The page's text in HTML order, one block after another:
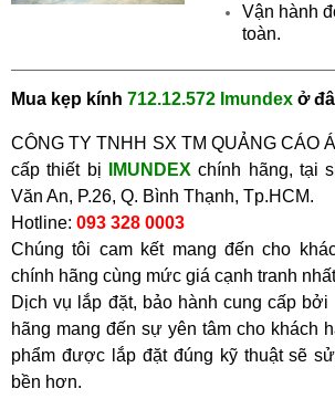
Vận hành
toàn.
Mua kẹp kính 712.12.572 Imundex ở
CÔNG TY TNHH SX TM QUẢNG CÁO
cấp thiết bị
IMUNDEX chính hãng, tại
Văn An, P.26, Q. Bình Thạnh, Tp.HCM.
Hotline: 093 328 0003
Chúng tôi cam kết mang đến cho
chính hãng cùng mức giá cạnh tranh
Dịch vụ lắp đặt, bảo hành cung cấp bởi
hãng mang đến sự yên tâm cho khách
phẩm được lắp đặt đúng kỹ thuật sẽ
bền hơn.